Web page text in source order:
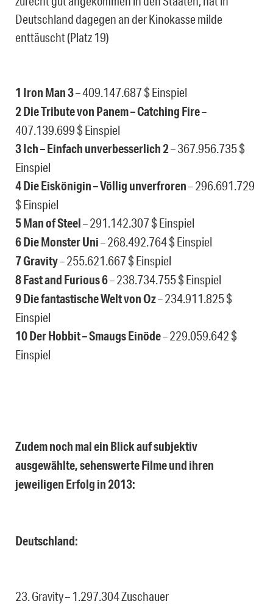
Deutschland dagegen an der Kinokasse milde
enttäuscht (Platz 19)
1 Iron Man 3– 409.147.687 $ Einspiel
2 Die Tribute von Panem – Catching Fire–
407.139.699 $ Einspiel
3 Ich – Einfach unverbesserlich 2– 367.956.735 $
Einspiel
4 Die Eiskönigin – Völlig unverfroren– 296.691.729
$ Einspiel
5 Man of Steel– 291.142.307 $ Einspiel
6 Die Monster Uni– 268.492.764 $ Einspiel
7 Gravity– 255.621.667 $ Einspiel
8 Fast and Furious 6– 238.734.755 $ Einspiel
9 Die fantastische Welt von Oz– 234.911.825 $
Einspiel
10 Der Hobbit – Smaugs Einöde– 229.059.642 $
Einspiel
Zudem noch mal ein Blick auf subjektiv
ausgewählte, sehenswerte Filme und ihren
jeweiligen Erfolg in 2013:
Deutschland:
23. Gravity – 1.297.304 Zuschauer